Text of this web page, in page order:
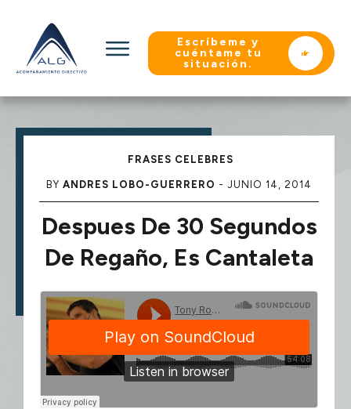
Escríbeme y
cuéntame tu
situación.
FRASES CELEBRES
BY ANDRES LOBO-GUERRERO - JUNIO 14, 2014
Despues De 30 Segundos
De Regaño, Es Cantaleta